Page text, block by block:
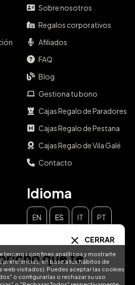
terceros con fines analíticos y mostrarte
en base a tus hábitos de
visitados). Puedes aceptar las cookies
o configurarlas o rechazar su uso
Sobre nosotros
Regalos corporativos
Afiliados
FAQ
Blog
Gestiona tu bono
Cajas Regalo de Paradores
Cajas Regalo de Pestana
Cajas Regalo de Vila Galé
Contacto
Idioma
EN ES IT PT
NLCERRAR
que te